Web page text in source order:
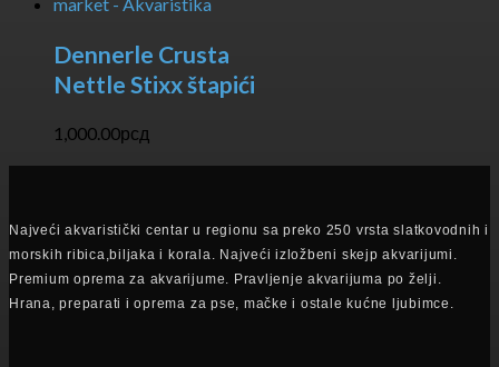
Dennerle Crusta
Nettle Stixx štapići
1,000.00рсд
Najveći akvaristički centar u regionu sa preko 250 vrsta slatkovodnih i
morskih ribica,biljaka i korala. Najveći izložbeni skejp akvarijumi.
Premium oprema za akvarijume. Pravljenje akvarijuma po želji.
Hrana, preparati i oprema za pse, mačke i ostale kućne ljubimce.